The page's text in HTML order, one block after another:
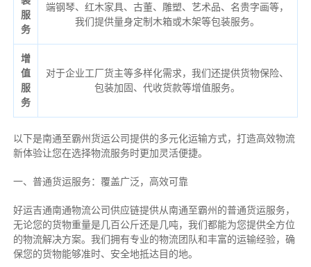
服
务
端钢琴、红木家具、古董、雕塑、艺术品、名贵字画等，
我们提供量身定制木箱或木架等包装服务。
增
值
服
务
对于企业工厂货主等多样化需求，我们还提供货物保险、
包装加固、代收货款等增值服务。
以下是南通至霸州货运公司提供的多元化运输方式，打造高效物流
新体验让您在选择物流服务时更加灵活便捷。
一、普通货运服务：覆盖广泛，高效可靠
好运吉通南通物流公司供应链提供从南通至霸州的普通货运服务，
无论您的货物重量是几百公斤还是几吨，我们都能为您提供全方位
的物流解决方案。我们拥有专业的物流团队和丰富的运输经验，确
保您的货物能够准时、安全地抵达目的地。